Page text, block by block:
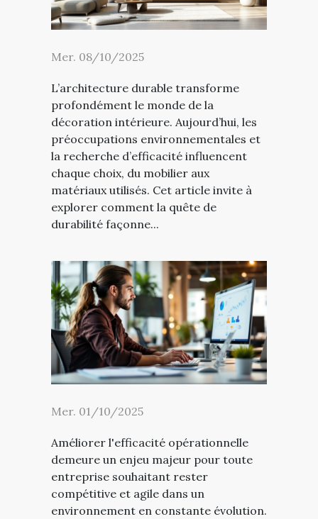
Mer. 08/10/2025
L’architecture durable transforme
profondément le monde de la
décoration intérieure. Aujourd’hui, les
préoccupations environnementales et
la recherche d’efficacité influencent
chaque choix, du mobilier aux
matériaux utilisés. Cet article invite à
explorer comment la quête de
durabilité façonne...
Mer. 01/10/2025
Améliorer l'efficacité opérationnelle
demeure un enjeu majeur pour toute
entreprise souhaitant rester
compétitive et agile dans un
environnement en constante évolution.